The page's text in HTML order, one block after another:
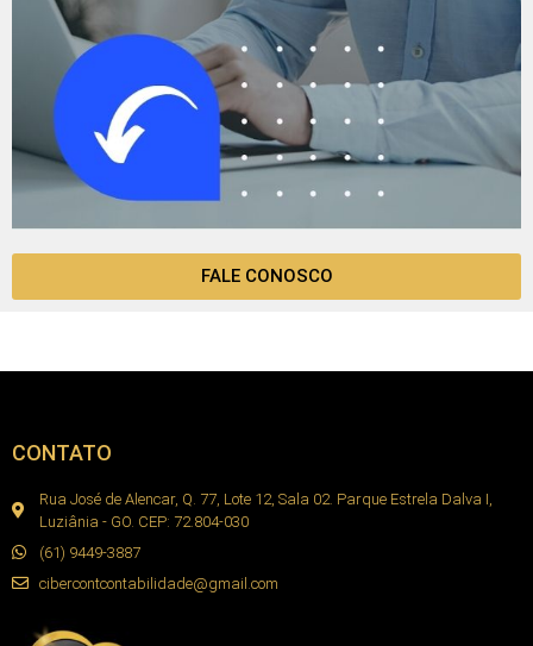
FALE CONOSCO
CONTATO
Rua José de Alencar, Q. 77, Lote 12, Sala 02. Parque Estrela Dalva I,
Luziânia - GO. CEP: 72.804-030
(61) 9449-3887
cibercontcontabilidade@gmail.com